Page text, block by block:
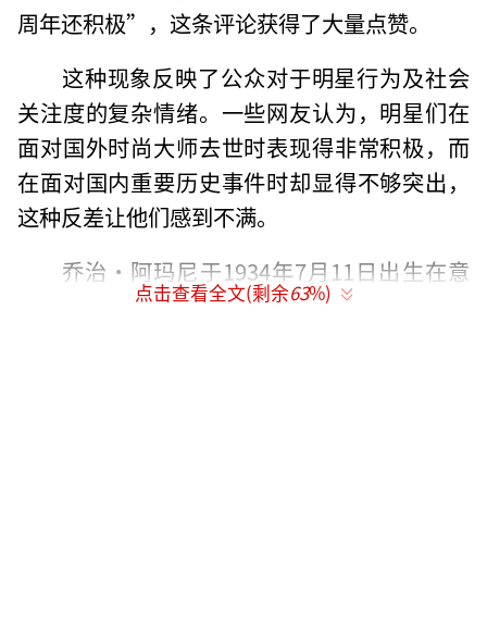
周年还积极”，这条评论获得了大量点赞。
这种现象反映了公众对于明星行为及社会
关注度的复杂情绪。一些网友认为，明星们在
面对国外时尚大师去世时表现得非常积极，而
在面对国内重要历史事件时却显得不够突出，
这种反差让他们感到不满。
乔治·阿玛尼于1934年7月11日出生在意
大利北部城市皮亚琴察。他早年曾考入大学攻
点击查看全文(剩余63%)